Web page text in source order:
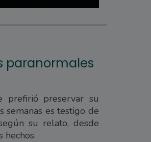
paranormales
prefirió preservar su
semanas es testigo de
su relato, desde
hechos.